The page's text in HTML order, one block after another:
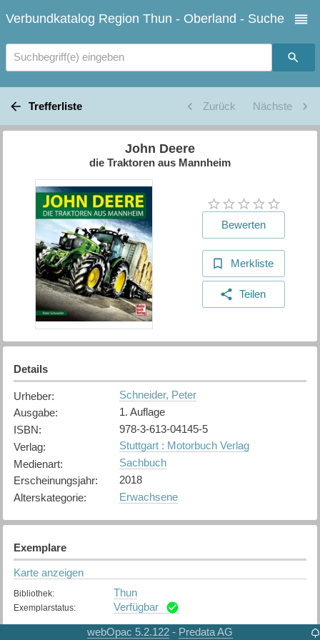
Verbundkatalog Region Thun - Oberland - Suche
Suchbegriff(e) eingeben
Trefferliste Zurück Nächste
John Deere
die Traktoren aus Mannheim
Bewerten
Merkliste
Teilen
Details
Urheber:
Schneider, Peter
Ausgabe:
1. Auflage
ISBN:
978-3-613-04145-5
Verlag:
Stuttgart : Motorbuch Verlag
Medienart:
Sachbuch
Erscheinungsjahr:
2018
Alterskategorie: Erwachsene
Exemplare
Karte anzeigen
Bibliothek: Thun
Exemplarstatus: Verfügbar
webOpac 5.2.122 - Predata AG